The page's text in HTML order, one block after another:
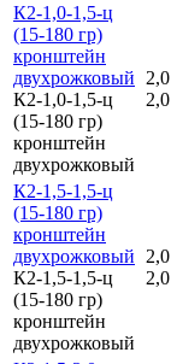
К2-1,0-1,5-ц
(15-180 гр)
кронштейн
двухрожковый
К2-1,0-1,5-ц
(15-180 гр)
кронштейн
двухрожковый
2,0
2,0
К2-1,5-1,5-ц
(15-180 гр)
кронштейн
двухрожковый
К2-1,5-1,5-ц
(15-180 гр)
кронштейн
двухрожковый
2,0
2,0